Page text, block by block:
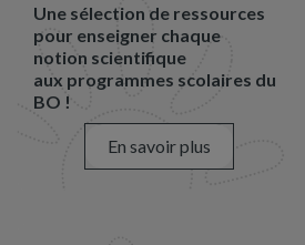
Une sélection de ressources
pour enseigner chaque
notion scientifique
aux programmes scolaires du
BO !
En savoir plus